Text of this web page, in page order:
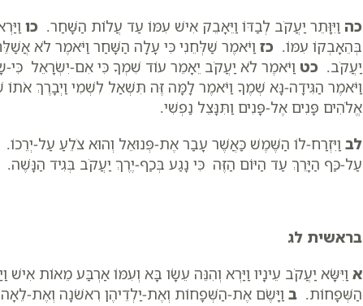
כה וַיִּוָּתֵר יַעֲקֹב לְבַדּוֹ וַיֵּאָבֵק אִישׁ עִמּוֹ עַד עֲלוֹת הַשָּׁחַר. כו
בְּהֵאָבְקוֹ עִמּוֹ. כז וַיֹּאמֶר שַׁלְּחֵנִי כִּי עָלָה הַשָּׁחַר וַיֹּאמֶר לֹא
יַעֲקֹב. כט וַיֹּאמֶר לֹא יַעֲקֹב יֵאָמֵר עוֹד שִׁמְךָ כִּי אִם-יִשְׂרָאֵל
וַיֹּאמֶר הַגִּידָה-נָּא שְׁמֶךָ וַיֹּאמֶר לָמָּה זֶּה תִּשְׁאַל לִשְׁמִי וַיְבָרֶךְ אֹתוֹ
אֱלֹהִים פָּנִים אֶל-פָּנִים וַתִּנָּצֵל נַפְשִׁי.
לב וַיִּזְרַח-לוֹ הַשֶּׁמֶשׁ כַּאֲשֶׁר עָבַר אֶת-פְּנוּאֵל וְהוּא צֹלֵעַ עַל-יְרֵכוֹ.
עַל-כַּף הַיָּרֵךְ עַד הַיּוֹם הַזֶּה כִּי נָגַע בְּכַף-יֶרֶךְ יַעֲקֹב בְּגִיד הַנָּשֶׁה.
בראשית לג
א וַיִּשָּׂא יַעֲקֹב עֵינָיו וַיַּרְא וְהִנֵּה עֵשָׂו בָּא וְעִמּוֹ אַרְבַּע מֵאוֹת
הַשְּׁפָחוֹת. ב וַיָּשֶׂם אֶת-הַשְּׁפָחוֹת וְאֶת-יַלְדֵיהֶן רִאשֹׁנָה וְאֶת-לֵאָה